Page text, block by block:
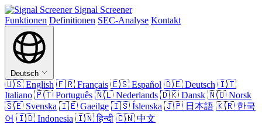
Signal Screener
Funktionen Definitionen SEC-Analyse Kontakt
Deutsch
🇺🇸 English 🇫🇷 Français 🇪🇸 Español 🇩🇪 Deutsch 🇮🇹
Italiano 🇵🇹 Português 🇳🇱 Nederlands 🇩🇰 Dansk 🇳🇴 Norsk
🇸🇪 Svenska 🇮🇪 Gaeilge 🇮🇸 Íslenska 🇯🇵 日本語 🇰🇷 한국
어 🇮🇩 Indonesia 🇮🇳हिन्दी 🇨🇳 中文